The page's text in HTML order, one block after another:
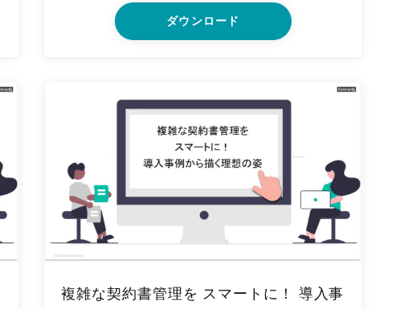
ダウンロード
複雑な契約書管理を スマートに！ 導入事